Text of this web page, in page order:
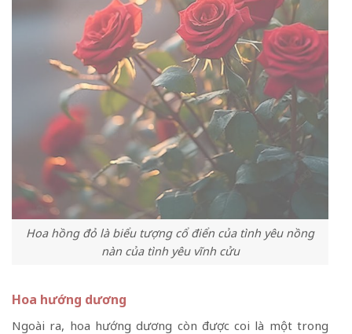
Hoa hồng đỏ là biểu tượng cổ điển của tình yêu nồng
nàn của tình yêu vĩnh cửu
Hoa hướng dương
Ngoài ra, hoa hướng dương còn được coi là một trong